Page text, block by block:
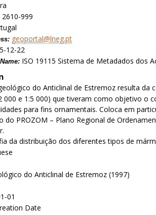
2610-999
geoportal@lneg.pt
12-22
ISO 19115 Sistema de Metadados dos
do Anticlinal de Estremoz resulta
000 e 1:5 000) que tiveram como objetivo
para fins ornamentais. Coloca em
do PROZOM – Plano Regional de
da distribuição dos diferentes tipos de
do Anticlinal de Estremoz (1997)
01
Date